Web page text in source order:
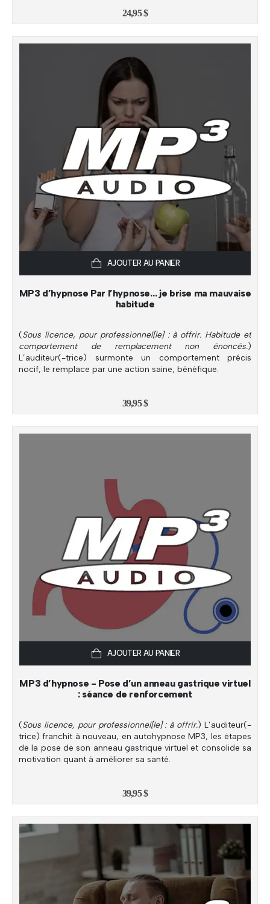
24,95$
AJOUTER AU PANIER
MP3 d’hypnose Par l’hypnose… je brise ma mauvaise
habitude
(Sous licence, pour professionnel[le] : à offrir. Habitude et
comportement de remplacement non énoncés.)
L’auditeur(-trice) surmonte un comportement précis
nocif, le remplace par une action saine, bénéfique.
39,95$
AJOUTER AU PANIER
MP3 d’hypnose - Pose d’un anneau gastrique virtuel
: séance de renforcement
(Sous licence, pour professionnel[le] : à offrir.) L’auditeur(-
trice) franchit à nouveau, en autohypnose MP3, les étapes
de la pose de son anneau gastrique virtuel et consolide sa
motivation quant à améliorer sa santé.
39,95$